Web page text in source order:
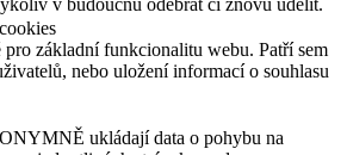
v budoucnu odebrat či znovu udělit.
základní funkcionalitu webu. Patří sem
nebo uložení informací o souhlasu
ukládají data o pohybu na